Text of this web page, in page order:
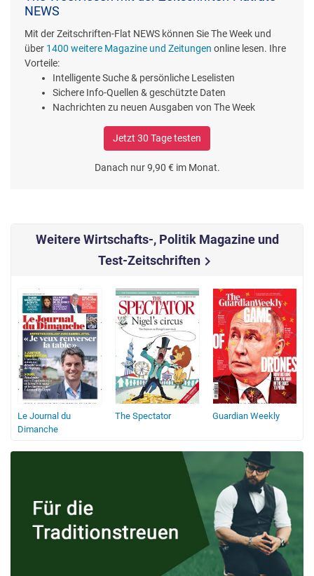
NEWS
Mit der Zeitschriften-Flat NEWS können Sie The Week und
über 1400 weitere Magazine und Zeitungen online lesen. Ihre
Vorteile:
Intelligente Suche & persönliche Leselisten
Sichere Info-Quellen & geschützte Daten
Nachrichten zu neuen Ausgaben von The Week
Jetzt 30 Tage testen
Danach nur 9,90 € im Monat.
Weitere Wirtschafts-, Politik Magazine und
Test-Zeitschriftenchevron_right
Le Journal du
Dimanche
The Spectator Guardian Weekly